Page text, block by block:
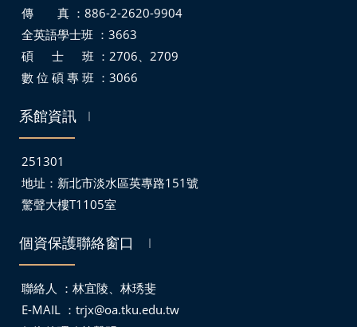
傳 真 ：886-2-2620-9904
全英語學士班 ：3663
碩 士 班 ：2706、2709
數 位 碩 專 班 ：3066
系館資訊 ｜
251301
地址： 新北市淡水區英專路151號
驚聲大樓T1105室
個資保護聯絡窗口 ｜
聯絡人 ：林宜陵、林琇斐
E-MAIL ： trjx@oa.tku.edu.tw